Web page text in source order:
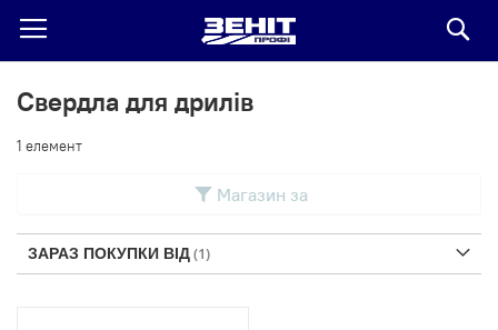
Свердла для дрилів
1 елемент
Магазин за
ЗАРАЗ ПОКУПКИ ВІД